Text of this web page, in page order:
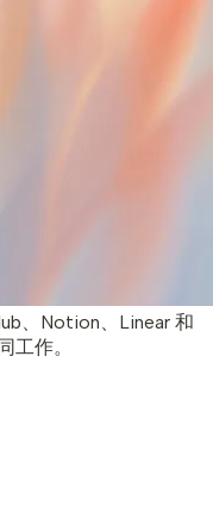
、Notion、Linear 和
工作。